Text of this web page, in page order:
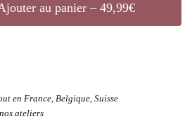
au panier – 49,99€
en France, Belgique, Suisse
ateliers